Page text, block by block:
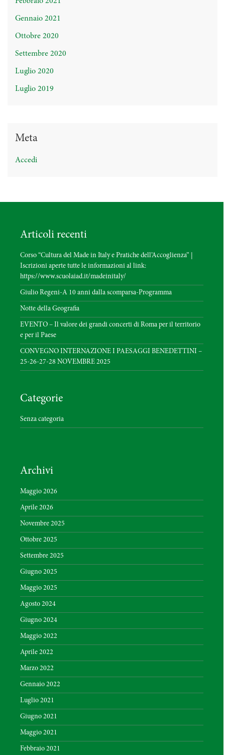
Gennaio 2021
Ottobre 2020
Settembre 2020
Luglio 2020
Luglio 2019
Meta
Accedi
Articoli recenti
Corso “Cultura del Made in Italy e Pratiche dell’Accoglienza” |
Iscrizioni aperte tutte le informazioni al link:
https://www.scuolaiad.it/madeinitaly/
Giulio Regeni-A 10 anni dalla scomparsa-Programma
Notte della Geografia
EVENTO – Il valore dei grandi concerti di Roma per il territorio
e per il Paese
CONVEGNO INTERNAZIONE I PAESAGGI BENEDETTINI –
25-26-27-28 NOVEMBRE 2025
Categorie
Senza categoria
Archivi
Maggio 2026
Aprile 2026
Novembre 2025
Ottobre 2025
Settembre 2025
Giugno 2025
Maggio 2025
Agosto 2024
Giugno 2024
Maggio 2022
Aprile 2022
Marzo 2022
Gennaio 2022
Luglio 2021
Giugno 2021
Maggio 2021
Febbraio 2021